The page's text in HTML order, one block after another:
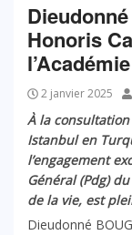
Honoris
2 janvier 2025
À la
Istanbul en
l’engagement
Général (Pdg)
de la vie, est
Dieudonné